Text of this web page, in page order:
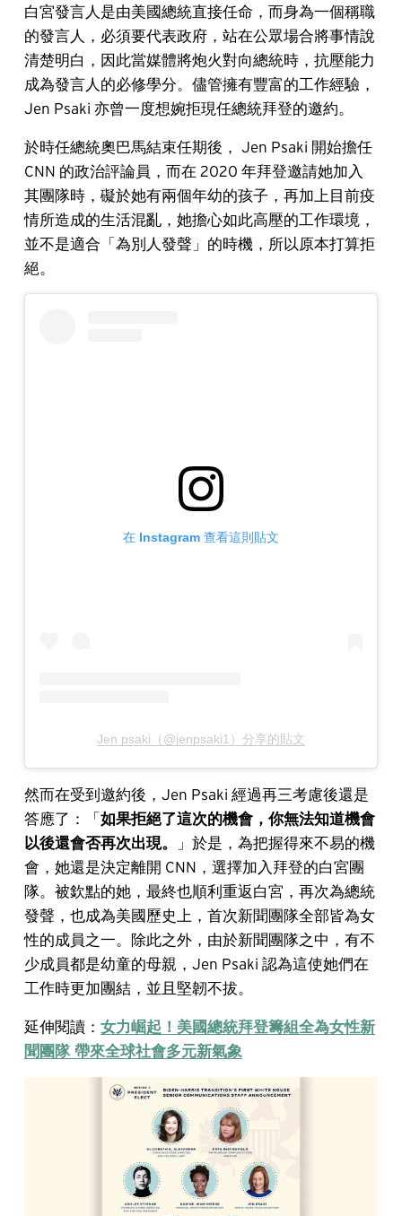
白宮發言人是由美國總統直接任命，而身為一個稱職
的發言人，必須要代表政府，站在公眾場合將事情說
清楚明白，因此當媒體將炮火對向總統時，抗壓能力
成為發言人的必修學分。儘管擁有豐富的工作經驗，
Jen Psaki 亦曾一度想婉拒現任總統拜登的邀約。
於時任總統奧巴馬結束任期後， Jen Psaki 開始擔任
CNN 的政治評論員，而在 2020 年拜登邀請她加入
其團隊時，礙於她有兩個年幼的孩子，再加上目前疫
情所造成的生活混亂，她擔心如此高壓的工作環境，
並不是適合「為別人發聲」的時機，所以原本打算拒
絕。
在 Instagram 查看這則貼文
Jen psaki（@jenpsaki1）分享的貼文
然而在受到邀約後，Jen Psaki 經過再三考慮後還是
答應了：「如果拒絕了這次的機會，你無法知道機會
以後還會否再次出現。
」於是，為把握得來不易的機
會，她還是決定離開 CNN，選擇加入拜登的白宮團
隊。被欽點的她，最終也順利重返白宮，再次為總統
發聲，也成為美國歷史上，首次新聞團隊全部皆為女
性的成員之一。除此之外，由於新聞團隊之中，有不
少成員都是幼童的母親，Jen Psaki 認為這使她們在
工作時更加團結，並且堅韌不拔。
延伸閱讀： 女力崛起！美國總統拜登籌組全為女性新
聞團隊 帶來全球社會多元新氣象